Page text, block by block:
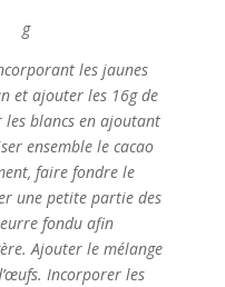
g
les jaunes
et ajouter les 16g de
blancs en ajoutant
ensemble le cacao
faire fondre le
une petite partie des
fondu afin
Ajouter le mélange
Incorporer les